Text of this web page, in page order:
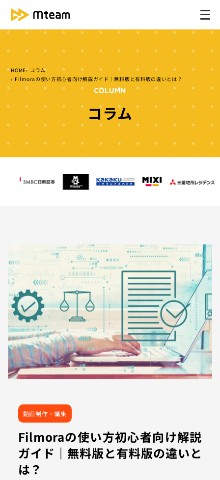
メ
HOME コラム
Filmoraの使い方初心者向け解説ガイド｜無料版と有料版の違いとは？
COLUMN
コラム
動画制作・編集
Filmoraの使い方初心者向け解説
ガイド｜無料版と有料版の違いと
は？